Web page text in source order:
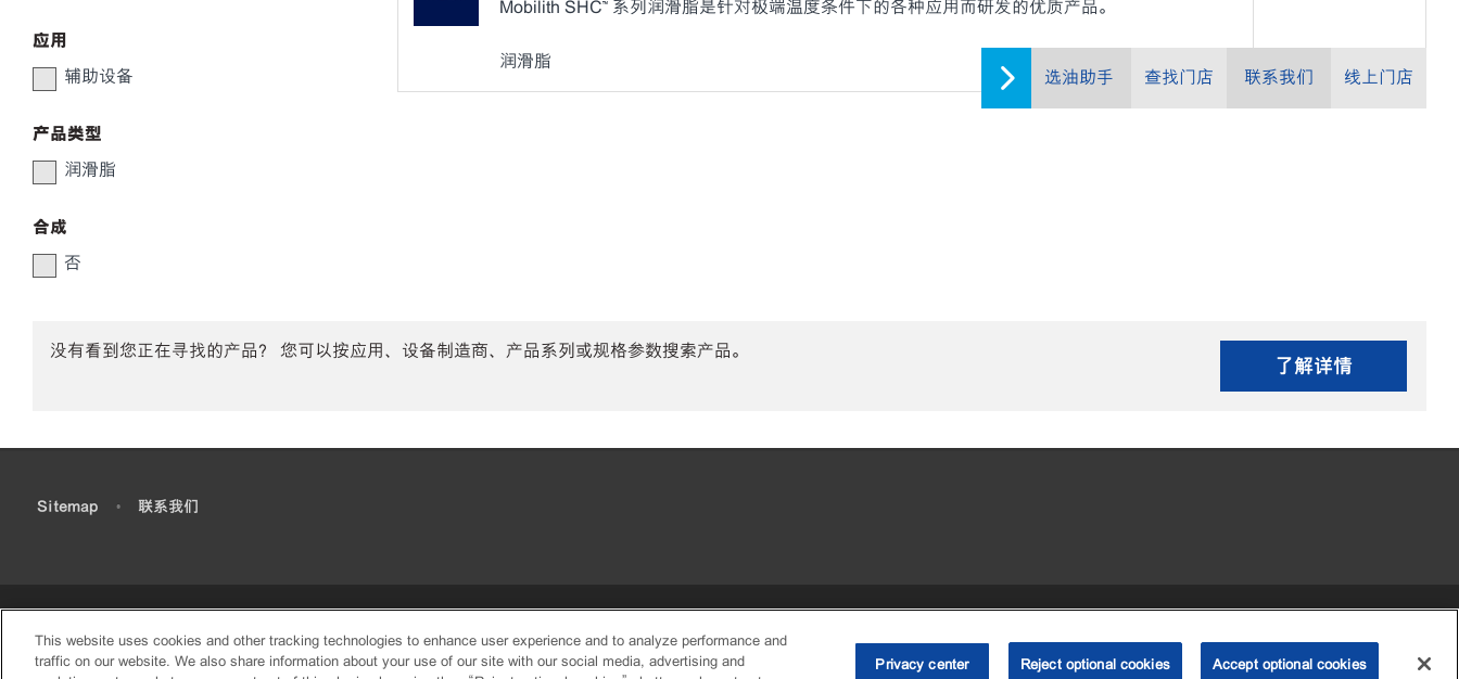
选油助手 查找门店 联系我们 线上门店
应用
辅助设备
产品类型
润滑脂
合成
否
Mobilith SHC™ 系列润滑脂是针对极端温度条件下的各种应用而研发的优质产品。
润滑脂
没有看到您正在寻找的产品？ 您可以按应用、设备制造商、产品系列或规格参数搜索产品。
了解详情
Sitemap • 联系我们
• Privacy center (Do not sell or share my personal information)
2003-2026
埃克森美孚公司版权所有。保留所有权利。
This website uses cookies and other tracking technologies to enhance user experience and to analyze performance and
traffic on our website. We also share information about your use of our site with our social media, advertising and
Privacy center Reject optional cookies Accept optional cookies